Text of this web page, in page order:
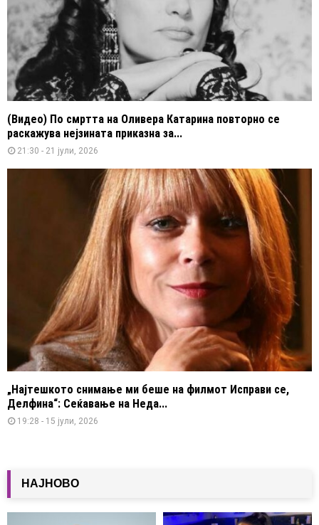
(Видео) По смртта на Оливера Катарина повторно се
раскажува нејзината приказна за...
21:30 - 21 јули, 2026
„Најтешкото снимање ми беше на филмот Исправи се,
Делфина“: Сеќавање на Неда...
19:28 - 15 јули, 2026
НАЈНОВО